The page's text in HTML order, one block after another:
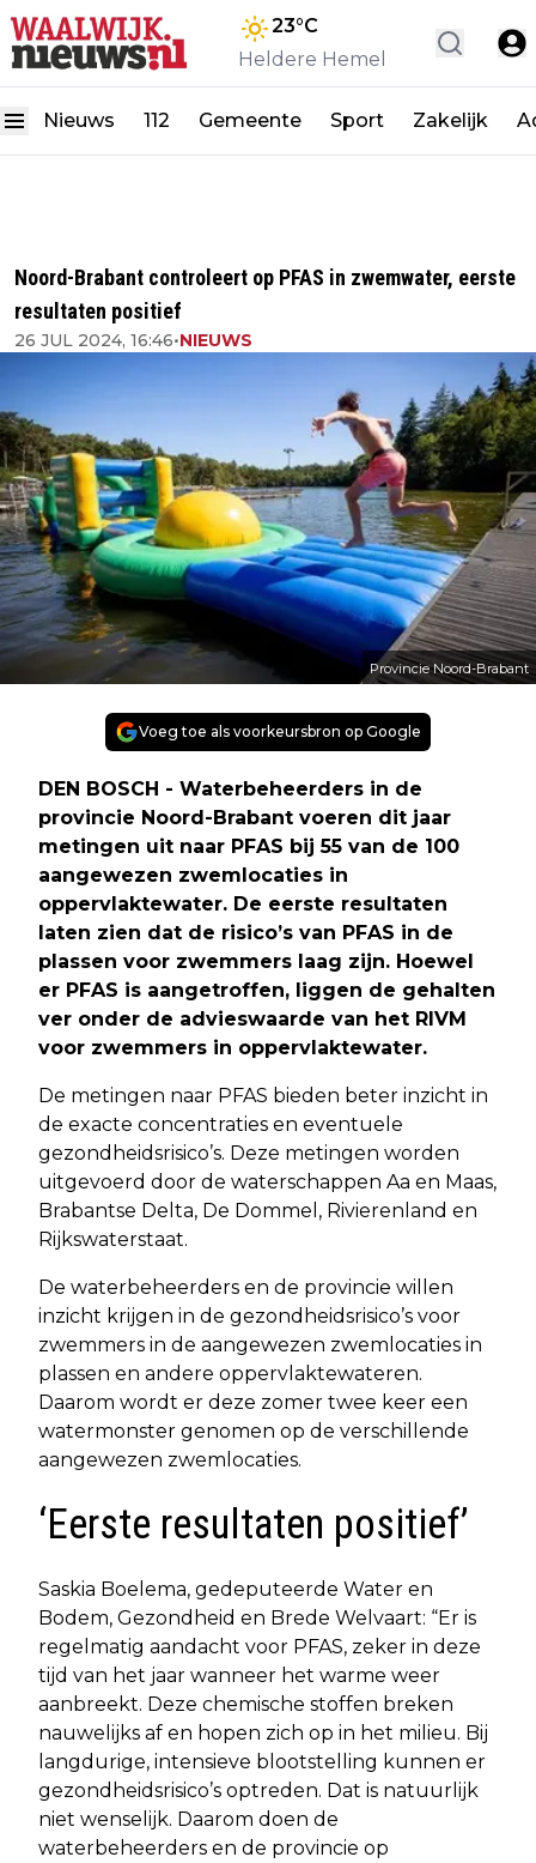
23°C
Heldere Hemel
Nieuws 112 Gemeente Sport Zakelijk
Noord-Brabant controleert op PFAS in zwemwater, eerste
resultaten positief
26 JUL 2024, 16:46•NIEUWS
Provincie Noord-Brabant
Voeg toe als voorkeursbron op Google
DEN BOSCH - Waterbeheerders in de
provincie Noord-Brabant voeren dit jaar
metingen uit naar PFAS bij 55 van de 100
aangewezen zwemlocaties in
oppervlaktewater. De eerste resultaten
laten zien dat de risico’s van PFAS in de
plassen voor zwemmers laag zijn. Hoewel
er PFAS is aangetroffen, liggen de gehalten
ver onder de advieswaarde van het RIVM
voor zwemmers in oppervlaktewater.
De metingen naar PFAS bieden beter inzicht in
de exacte concentraties en eventuele
gezondheidsrisico’s. Deze metingen worden
uitgevoerd door de waterschappen Aa en Maas,
Brabantse Delta, De Dommel, Rivierenland en
Rijkswaterstaat.
De waterbeheerders en de provincie willen
inzicht krijgen in de gezondheidsrisico’s voor
zwemmers in de aangewezen zwemlocaties in
plassen en andere oppervlaktewateren.
Daarom wordt er deze zomer twee keer een
watermonster genomen op de verschillende
aangewezen zwemlocaties.
‘Eerste resultaten positief’
Saskia Boelema, gedeputeerde Water en
Bodem, Gezondheid en Brede Welvaart: “Er is
regelmatig aandacht voor PFAS, zeker in deze
tijd van het jaar wanneer het warme weer
aanbreekt. Deze chemische stoffen breken
nauwelijks af en hopen zich op in het milieu. Bij
langdurige, intensieve blootstelling kunnen er
gezondheidsrisico’s optreden. Dat is natuurlijk
niet wenselijk. Daarom doen de
waterbeheerders en de provincie op